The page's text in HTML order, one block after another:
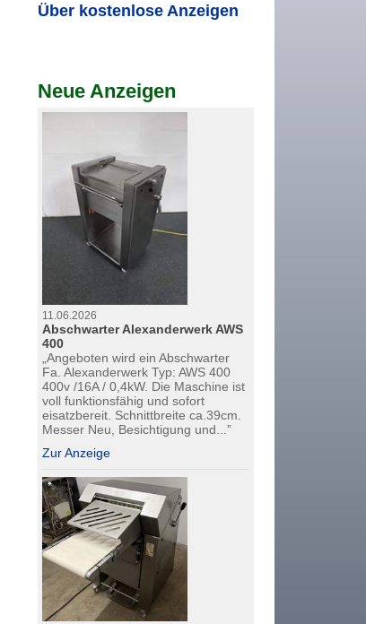
Über kostenlose Anzeigen
Neue Anzeigen
11.06.2026
Abschwarter Alexanderwerk AWS
400
„Angeboten wird ein Abschwarter
Fa. Alexanderwerk Typ: AWS 400
400v /16A / 0,4kW. Die Maschine ist
voll funktionsfähig und sofort
eisatzbereit. Schnittbreite ca.39cm.
Messer Neu, Besichtigung und...”
Zur Anzeige